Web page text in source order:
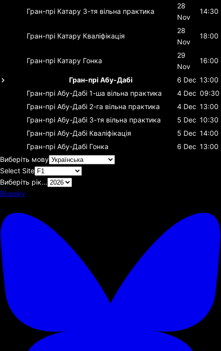
Гран-прі Катару 3-тя вільна практика
28
Nov
14:30
Гран-прі Катару Кваліфікація
28
Nov
18:00
Гран-прі Катару Гонка
29
Nov
16:00
Гран-прі Абу-Дабі 6 Dec 13:00
Гран-прі Абу-Дабі 1-ша вільна практика 4 Dec 09:30
Гран-прі Абу-Дабі 2-га вільна практика 4 Dec 13:00
Гран-прі Абу-Дабі 3-тя вільна практика 5 Dec 10:30
Гран-прі Абу-Дабі Кваліфікація 5 Dec 14:00
Гран-прі Абу-Дабі Гонка 6 Dec 13:00
Виберіть мову
Select Site
Виберіть рік...
Bluesky